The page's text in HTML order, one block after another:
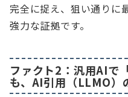
完全に捉え、狙い通りに
強力な証拠です。
ファクト2：汎用AIで
も、AI引用（LLMO）